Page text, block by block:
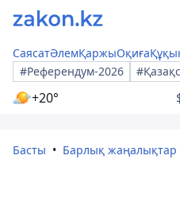
СаясатӘлемҚаржыОқиға
#Референдум-2026
+20°
Басты Барлық жаңалықтар